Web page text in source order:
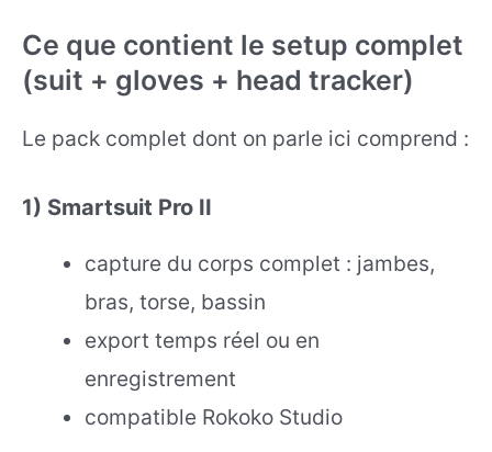
Ce que contient le setup complet
(suit + gloves + head tracker)
Le pack complet dont on parle ici comprend :
1) Smartsuit Pro II
capture du corps complet : jambes,
bras, torse, bassin
export temps réel ou en
enregistrement
compatible Rokoko Studio